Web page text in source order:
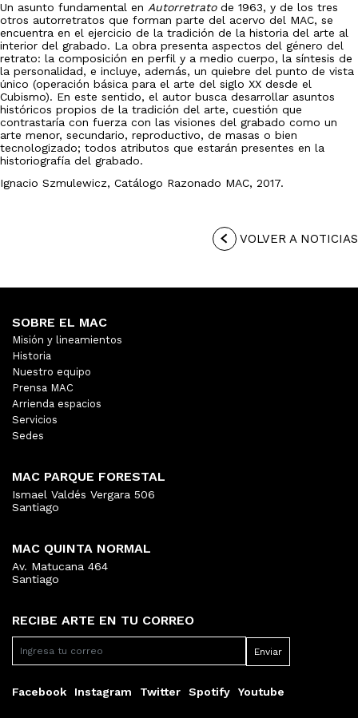
Un asunto fundamental en Autorretratode 1963, y de los tres
otros autorretratos que forman parte del acervo del MAC, se
encuentra en el ejercicio de la tradición de la historia del arte al
interior del grabado. La obra presenta aspectos del género del
retrato: la composición en perfil y a medio cuerpo, la síntesis de
la personalidad, e incluye, además, un quiebre del punto de vista
único (operación básica para el arte del siglo XX desde el
Cubismo). En este sentido, el autor busca desarrollar asuntos
históricos propios de la tradición del arte, cuestión que
contrastaría con fuerza con las visiones del grabado como un
arte menor, secundario, reproductivo, de masas o bien
tecnologizado; todos atributos que estarán presentes en la
historiografía del grabado.
Ignacio Szmulewicz, Catálogo Razonado MAC, 2017.
VOLVER A NOTICIAS
RECIBE ARTE EN TU CORREO
Facebook Instagram Twitter Spotify Youtube
SOBRE EL MAC
Misión y lineamientos
Historia
Nuestro equipo
Prensa MAC
Arrienda espacios
Servicios
Sedes
MAC PARQUE FORESTAL
Ismael Valdés Vergara 506
Santiago
MAC QUINTA NORMAL
Av. Matucana 464
Santiago